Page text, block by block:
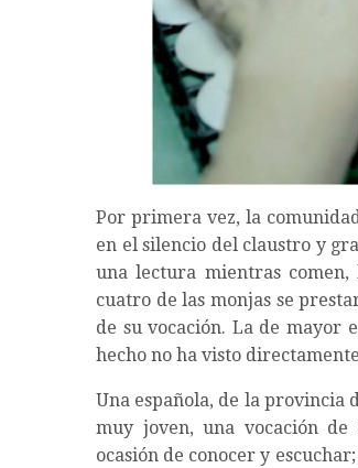
Por primera vez, la
en el silencio del claustro y
una lectura mientras
cuatro de las monjas se
de su vocación. La de mayor
hecho no ha visto
Una española, de la provincia
muy joven, una vocación de
ocasión de conocer y